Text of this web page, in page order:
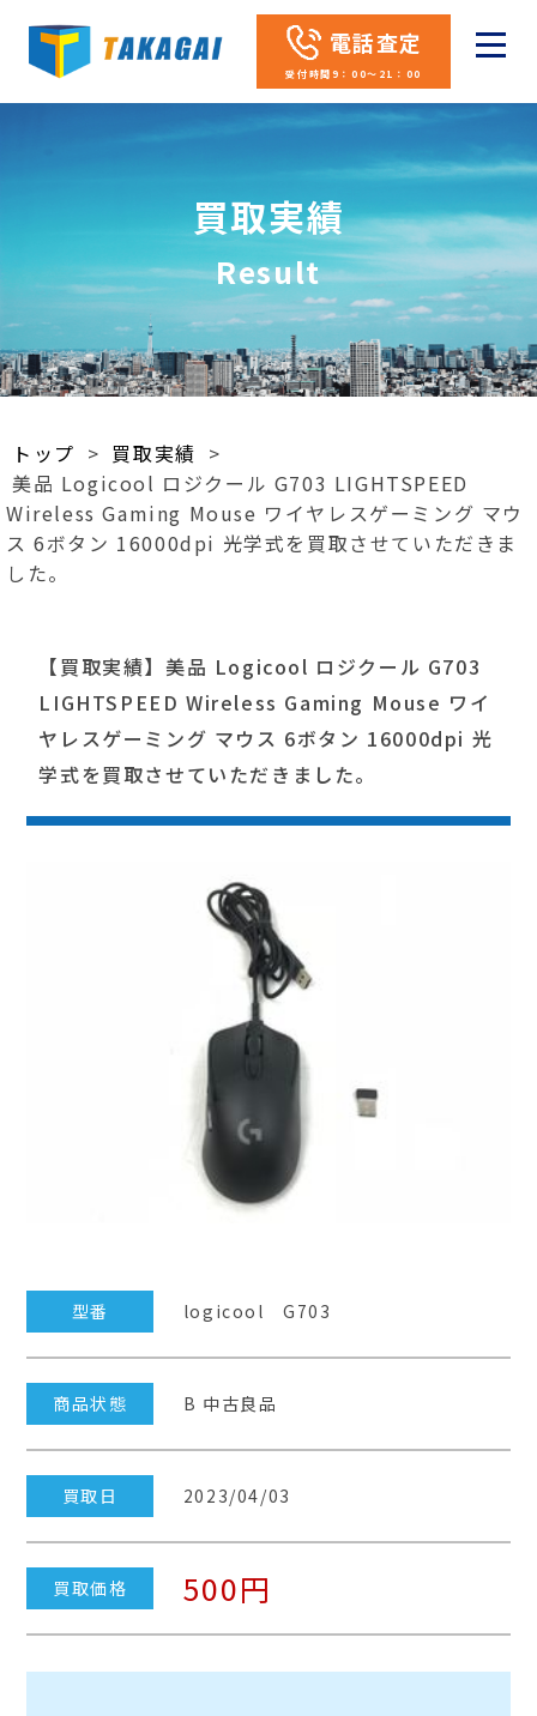
電話査定
受付時間9：00～21：00
買取実績
Result
トップ > 買取実績 >
美品 Logicool ロジクール G703 LIGHTSPEED
Wireless Gaming Mouse ワイヤレスゲーミング マウ
ス 6ボタン 16000dpi 光学式を買取させていただきま
した。
【買取実績】美品 Logicool ロジクール G703
LIGHTSPEED Wireless Gaming Mouse ワイ
ヤレスゲーミング マウス 6ボタン 16000dpi 光
学式を買取させていただきました。
型番 logicool G703
商品状態 B 中古良品
買取日 2023/04/03
買取価格 500円